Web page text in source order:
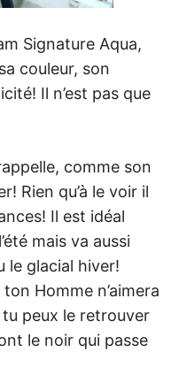
Signature Aqua,
couleur, son
Il n’est pas que
comme son
Rien qu’à le voir il
Il est idéal
mais va aussi
le glacial hiver!
Homme n’aimera
peux le retrouver
le noir qui passe